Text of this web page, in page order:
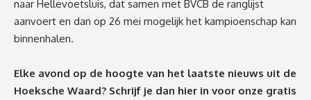
naar Hellevoetsluis, dat samen met BVCB de ranglijst
aanvoert en dan op 26 mei mogelijk het kampioenschap kan
binnenhalen.
Elke avond op de hoogte van het laatste nieuws uit de
Hoeksche Waard? Schrijf je dan hier in voor onze gratis